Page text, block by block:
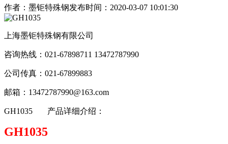
作者：墨钜特殊钢发布时间：2020-03-07 10:01:30
上海墨钜特殊钢有限公司
咨询热线：021-67898711 13472787990
公司传真：021-67899883
邮箱：13472787990@163.com
GH1035 产品详细介绍：
GH1035